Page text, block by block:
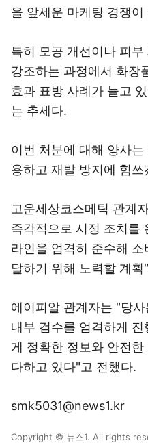
을 앞세운 마케팅 경쟁
특히 모공 개선이나 피
강조하는 과정에서 화장
효과 표방 사례가 늘고
는 추세다.
이번 처분에 대해 양사
용하고 재발 방지에 힘
고운세상코스메틱 관계
즉각적으로 시정 조치를
라인을 엄격히 준수해
달하기 위해 노력할 계
에이피알 관계자는 "당
내부 검수를 엄격하게
게 정확한 정보와 안전
다하고 있다"고 전했다.
smk5031@news1.kr
Copyright © 뉴스1. All rights